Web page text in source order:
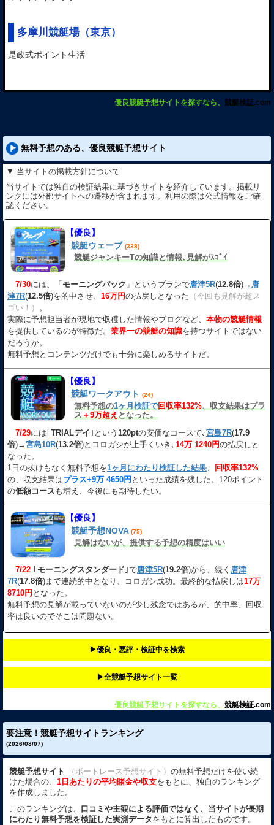
多摩川競艇場（東京）
是政式ポイント生活
優良競艇予想サイトを探すなら、 競艇検証.com
無料予想のある、優良競艇予想サイト
▼ 当サイトの掲載方針について
当サイトでは独自の検証結果に基づきサイトを紹介しています。掲載リ
ンクには外部サイトへの遷移が含まれます。利用の際は公式情報をご確
認ください。
【優良】
競艇ウェーブ (338)
競艇ジャンキーTの知識と情報､見解がｽｺﾞｲ
7/30には、「 モーニングパック 」というプランで唐津5R(12.8倍)→ 唐
津7R(12.5倍)を的中させ、 16万円の払戻しとなった （今回も見解が超ス
ゴい！） 。
実際に予想担当者が現地で収穫した情報やブログなど、 本物の競艇情報
を提供しているのが特徴だ。 業界一の競艇の知識を持つサイトではない
だろうか。
無料予想とコンテンツだけでも十分に楽しめるサイトだ。
【優良】
競艇ワークアウト (24)
無料予想の1ヶ月検証で回収率132%、収支結果はプラ
ス＋9万超えとなった。
7/29には｢ TRIALデイ ｣という 120ptの安価なコースで､ 宮島7R(17.9
倍)→宮島10R(13.2倍)とコロガシが上手くいき､ 14万 1240円の払戻しと
なった。
1日の抜けもなく無料予想を1ヶ月にわたり検証した結果、
回収率132%
の、収支結果はプラス+9万 4650円 といった成績を残した。120ポイント
の低額コース も増え、今後にも期待したい。
【優良】
競艇予想NOVA (75)
見解はないが、提供する予想の精度はいい
7/22 ｢ モーニングスタンダード ｣で唐津5R(19.2倍)から、続く 唐津
7R(17.8倍)まで連続的中となり、コロガシ成功。最終的な払戻しは17万
8710円 となった。
無料予想の見解が載っていないのが少し残念ではあるが、的中率、回収
率は良いのでそこは問題ない。
▶︎優良・悪評・検証中を検索
▶︎全競艇予想サイト一覧
優良競艇予想サイトを探すなら、 競艇検証.com
要注意！競艇予想サイトランキング
(2026/08/07)
競艇予想サイト （ボートレース予想サイト） の無料予想だけを使い続
けた場合の、 1日あたりの平均賭金や収支をもとに、独自のランキング
を作成しました。
このランキングは、 口コミや主観による評価ではなく、当サイトが長期
にわたり無料予想を検証した実測データをもとに算出したものです。